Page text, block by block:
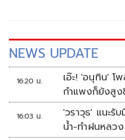
NEWS UPDATE
16:20 น.
เอ๊ะ! 'อนุทิน'
กำแพงก็ยังสู
หัวอีก
16:03 น.
'วราวุธ' แนะรั
น้ำ-ทำฝนหลว